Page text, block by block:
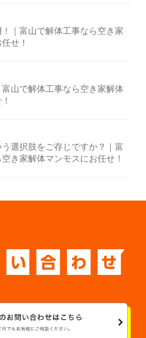
｜富山で解体工事なら空き家
せ！
山で解体工事なら空き家解体
う選択肢をご存じですか？｜富
き家解体マンモスにお任せ！